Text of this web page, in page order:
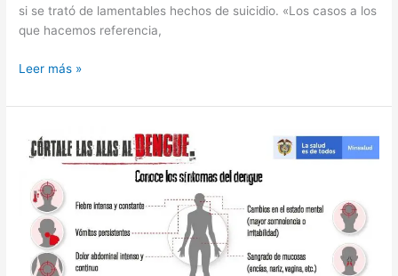
si se trató de lamentables hechos de suicidio. «Los casos a los
que hacemos referencia,
Leer más »
casos
dengue
Yopal,
las